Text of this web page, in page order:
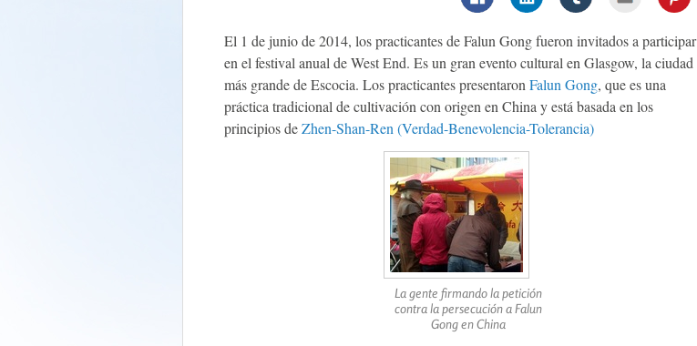
El 1 de junio de 2014, los practicantes de Falun Gong fueron invitados a participar
en el festival anual de West End. Es un gran evento cultural en Glasgow, la ciudad
más grande de Escocia. Los practicantes presentaron Falun Gong, que es una
práctica tradicional de cultivación con origen en China y está basada en los
principios deZhen-Shan-Ren (Verdad-Benevolencia-Tolerancia)
La gente firmando la petición
contra la persecución a Falun
Gong en China